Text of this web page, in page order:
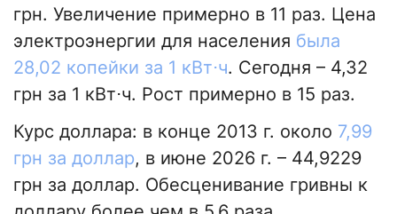
грн. Увеличение примерно в 11 раз. Цена
электроэнергии для населения была
28,02 копейки за 1 кВт⋅ч. Сегодня – 4,32
грн за 1 кВт⋅ч. Рост примерно в 15 раз.
Курс доллара: в конце 2013 г. около 7,99
грн за доллар, в июне 2026 г. – 44,9229
грн за доллар. Обесценивание гривны к